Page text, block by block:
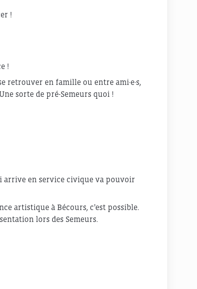
!
!
retrouver en famille ou entre ami·e·s,
sorte de pré-Semeurs quoi !
arrive en service civique va pouvoir
artistique à Bécours, c’est possible.
lors des Semeurs.